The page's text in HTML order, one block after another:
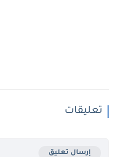
تعليقات
إرسال تعليق